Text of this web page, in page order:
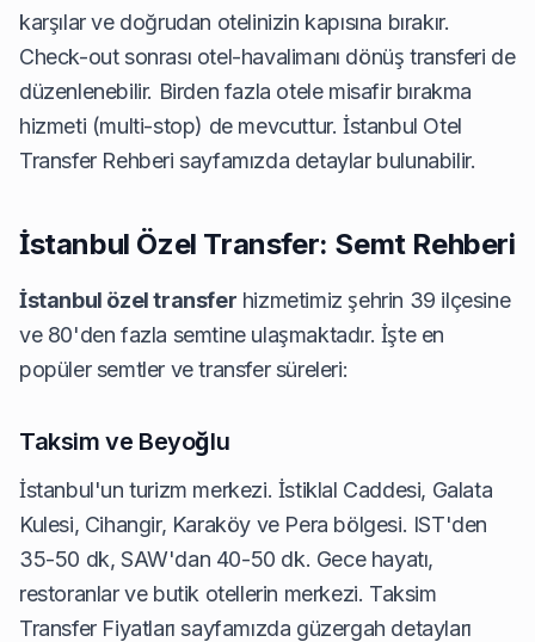
karşılar ve doğrudan otelinizin kapısına bırakır.
Check-out sonrası otel-havalimanı dönüş transferi de
düzenlenebilir. Birden fazla otele misafir bırakma
hizmeti (multi-stop) de mevcuttur.İstanbul Otel
Transfer Rehberi sayfamızda detaylar bulunabilir.
İstanbul Özel Transfer: Semt Rehberi
İstanbul özel transfer hizmetimiz şehrin 39 ilçesine
ve 80'den fazla semtine ulaşmaktadır. İşte en
popüler semtler ve transfer süreleri:
Taksim ve Beyoğlu
İstanbul'un turizm merkezi. İstiklal Caddesi, Galata
Kulesi, Cihangir, Karaköy ve Pera bölgesi. IST'den
35-50 dk, SAW'dan 40-50 dk. Gece hayatı,
restoranlar ve butik otellerin merkezi. Taksim
Transfer Fiyatları sayfamızda güzergah detayları